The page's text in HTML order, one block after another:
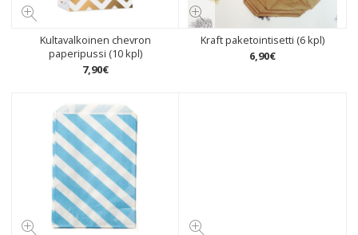
Kultavalkoinen chevron
paperipussi (10 kpl)
7,90€
Kraft paketointisetti (6 kpl)
6,90€